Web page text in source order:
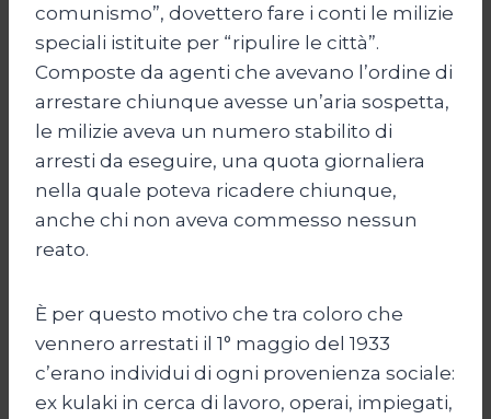
comunismo”, dovettero fare i conti le milizie
speciali istituite per “ripulire le città”.
Composte da agenti che avevano l’ordine di
arrestare chiunque avesse un’aria sospetta,
le milizie aveva un numero stabilito di
arresti da eseguire, una quota giornaliera
nella quale poteva ricadere chiunque,
anche chi non aveva commesso nessun
reato.
È per questo motivo che tra coloro che
vennero arrestati il 1° maggio del 1933
c’erano individui di ogni provenienza sociale:
ex kulaki in cerca di lavoro, operai, impiegati,